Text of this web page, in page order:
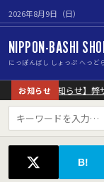
2026年8月9日（日）
NIPPON-BASHI
にっぽんばし しょっぷ へっど
お知らせ
【重要なお知らせ】弊
B!